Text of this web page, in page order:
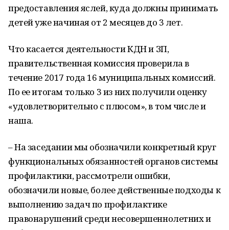
предоставления яслей, куда должны принимать
детей уже начиная от 2 месяцев до 3 лет.
Что касается деятельности КДН и ЗП,
правительственная комиссия проверила в
течение 2017 года 16 муниципальных комиссий.
По ее итогам только 3 из них получили оценку
«удовлетворительно с плюсом», в том числе и
наша.
– На заседании мы обозначили конкретный круг
функциональных обязанностей органов системы
профилактики, рассмотрели ошибки,
обозначили новые, более действенные подходы к
выполнению задач по профилактике
правонарушений среди несовершеннолетних и